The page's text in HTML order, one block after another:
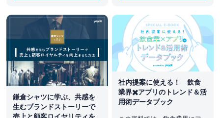
鎌倉シャツに学ぶ、共感を
生むブランドストーリーで
社内提案に使える！ 飲食
業界✖️アプリのトレンド＆活
用術データブック